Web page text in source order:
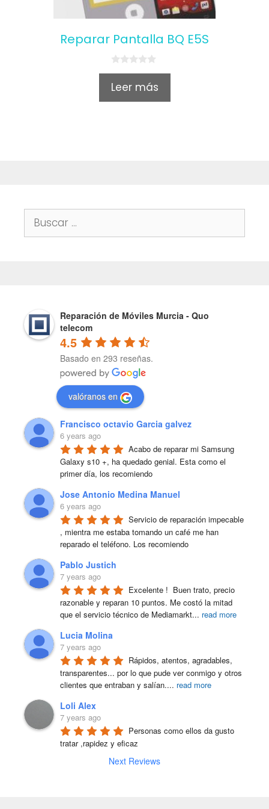
Reparar Pantalla BQ E5S
0
u
Leer más
Buscar:
Reparación de Móviles Murcia - Quo
telecom
4.5
Basado en 293 reseñas.
valóranos en
Francisco octavio Garcia galvez
6 years ago
Acabo de reparar mi Samsung
Galaxy s10 +, ha quedado genial. Esta como el
primer día, los recomiendo
Jose Antonio Medina Manuel
6 years ago
Servicio de reparación impecable
, mientra me estaba tomando un café me han
reparado el teléfono. Los recomiendo
Pablo Justich
7 years ago
Excelente !  Buen trato, precio
razonable y reparan 10 puntos. Me costó la mitad
que el servicio técnico de Mediamarkt... read more
Lucia Molina
7 years ago
Rápidos, atentos, agradables,
transparentes... por lo que pude ver conmigo y otros
clientes que entraban y salían.... read more
Loli Alex
7 years ago
Personas como ellos da gusto
tratar ,rapidez y eficaz
Next Reviews